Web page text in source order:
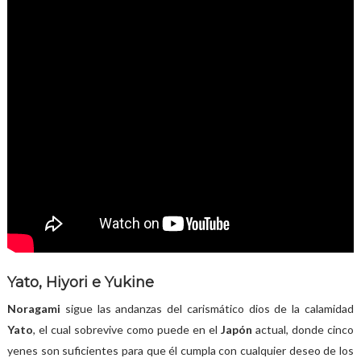
Yato, Hiyori e Yukine
Noragami sigue las andanzas del carismático dios de la calamidad
Yato, el cual sobrevive como puede en elJapónactual, donde cinco
yenes son suficientes para que él cumpla con cualquier deseo de los